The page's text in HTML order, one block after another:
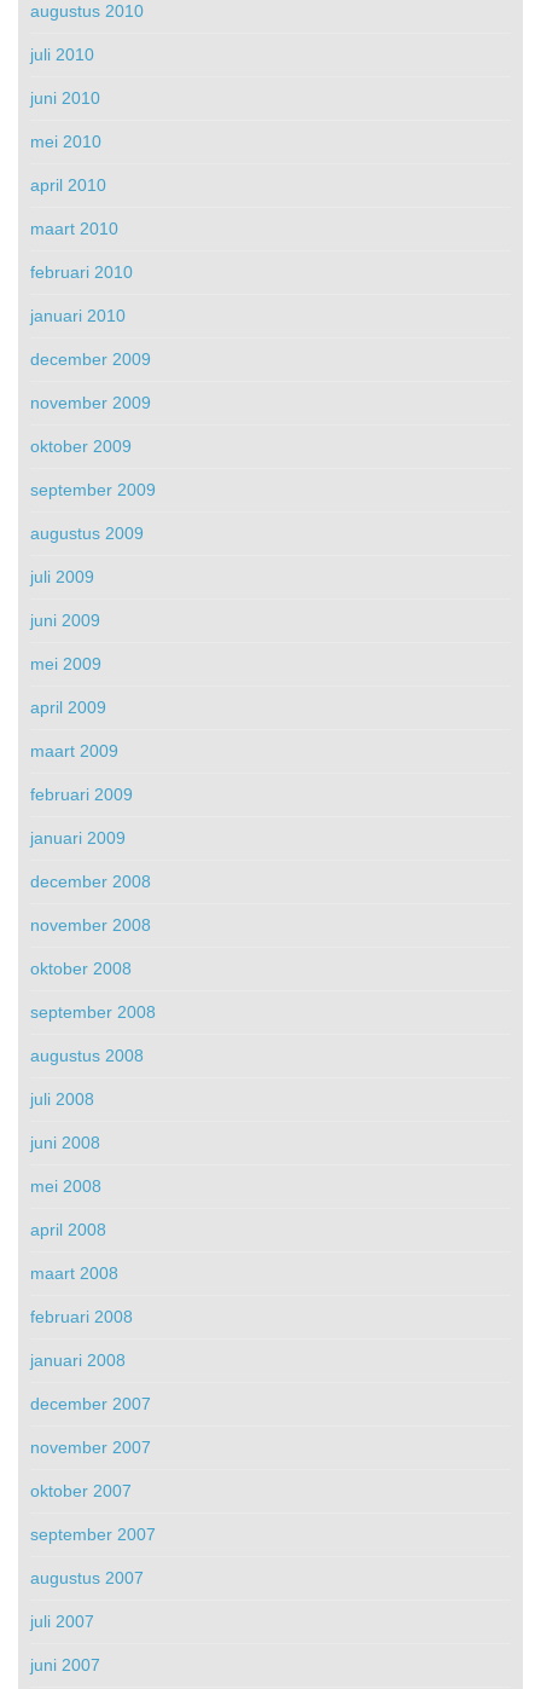
augustus 2010
juli 2010
juni 2010
mei 2010
april 2010
maart 2010
februari 2010
januari 2010
december 2009
november 2009
oktober 2009
september 2009
augustus 2009
juli 2009
juni 2009
mei 2009
april 2009
maart 2009
februari 2009
januari 2009
december 2008
november 2008
oktober 2008
september 2008
augustus 2008
juli 2008
juni 2008
mei 2008
april 2008
maart 2008
februari 2008
januari 2008
december 2007
november 2007
oktober 2007
september 2007
augustus 2007
juli 2007
juni 2007